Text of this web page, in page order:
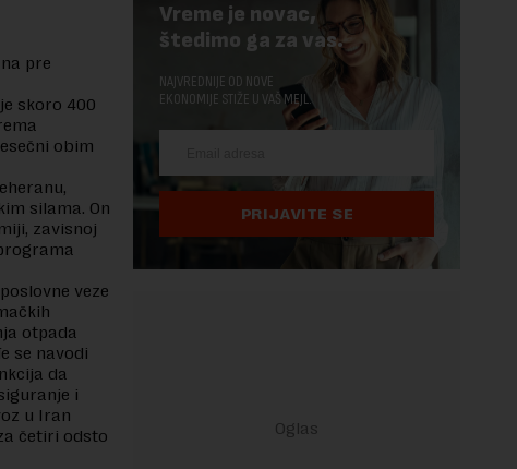
pre
skoro 400
obim
silama. On
zavisnoj
veze
otpada
se navodi
da
i
u Iran
četiri odsto
Vreme je novac,
štedimo ga za vas.
NAJVREDNIJE OD NOVE
EKONOMIJE STIŽE U VAŠ MEJL.
PRIJAVITE SE